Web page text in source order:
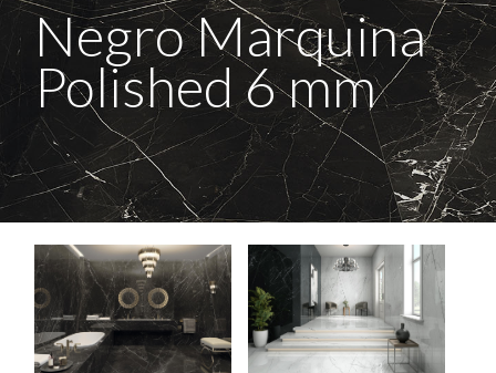
Negro Marquina
Polished 6 mm